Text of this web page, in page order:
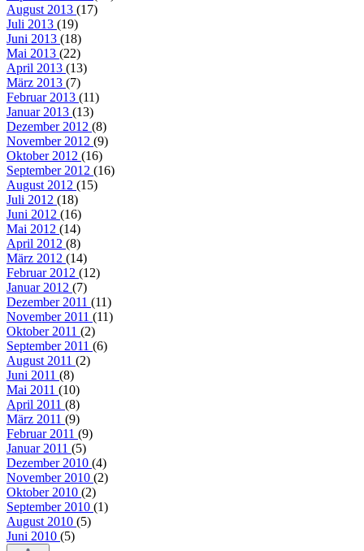
August 2013 (17)
Juli 2013 (19)
Juni 2013 (18)
Mai 2013 (22)
April 2013 (13)
März 2013 (7)
Februar 2013 (11)
Januar 2013 (13)
Dezember 2012 (8)
November 2012 (9)
Oktober 2012 (16)
September 2012 (16)
August 2012 (15)
Juli 2012 (18)
Juni 2012 (16)
Mai 2012 (14)
April 2012 (8)
März 2012 (14)
Februar 2012 (12)
Januar 2012 (7)
Dezember 2011 (11)
November 2011 (11)
Oktober 2011 (2)
September 2011 (6)
August 2011 (2)
Juni 2011 (8)
Mai 2011 (10)
April 2011 (8)
März 2011 (9)
Februar 2011 (9)
Januar 2011 (5)
Dezember 2010 (4)
November 2010 (2)
Oktober 2010 (2)
September 2010 (1)
August 2010 (5)
Juni 2010 (5)